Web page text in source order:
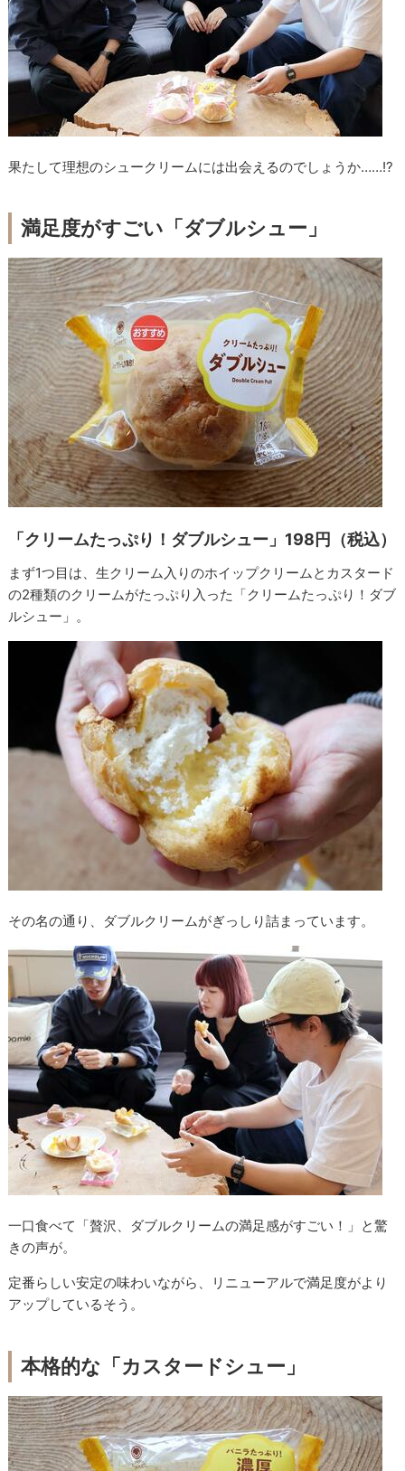
果たして理想のシュークリームには出会えるのでしょうか……!?
満足度がすごい「ダブルシュー」
「クリームたっぷり！ダブルシュー」198円（税込）
まず1つ目は、生クリーム入りのホイップクリームとカスタード
の2種類のクリームがたっぷり入った「クリームたっぷり！ダブ
ルシュー」。
その名の通り、ダブルクリームがぎっしり詰まっています。
一口食べて「贅沢、ダブルクリームの満足感がすごい！」と驚
きの声が。
定番らしい安定の味わいながら、リニューアルで満足度がより
アップしているそう。
本格的な「カスタードシュー」